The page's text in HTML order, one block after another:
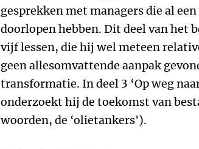
gesprekken met managers die al
doorlopen hebben. Dit deel van het
vijf lessen, die hij wel meteen
geen allesomvattende aanpak
transformatie. In deel 3 ‘Op weg
onderzoekt hij de toekomst van
woorden, de ‘olietankers').